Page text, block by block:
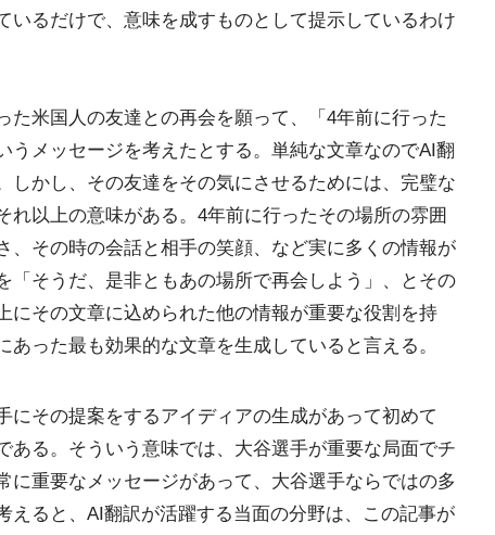
いるだけで、意味を成すものとして提示しているわけ
た米国人の友達との再会を願って、「4年前に行った
うメッセージを考えたとする。単純な文章なのでAI翻
しかし、その友達をその気にさせるためには、完璧な
れ以上の意味がある。4年前に行ったその場所の雰囲
、その時の会話と相手の笑顔、など実に多くの情報が
「そうだ、是非ともあの場所で再会しよう」、とその
にその文章に込められた他の情報が重要な役割を持
った最も効果的な文章を生成していると言える。
にその提案をするアイディアの生成があって初めて
ある。そういう意味では、大谷選手が重要な局面でチ
に重要なメッセージがあって、大谷選手ならではの多
えると、AI翻訳が活躍する当面の分野は、この記事が